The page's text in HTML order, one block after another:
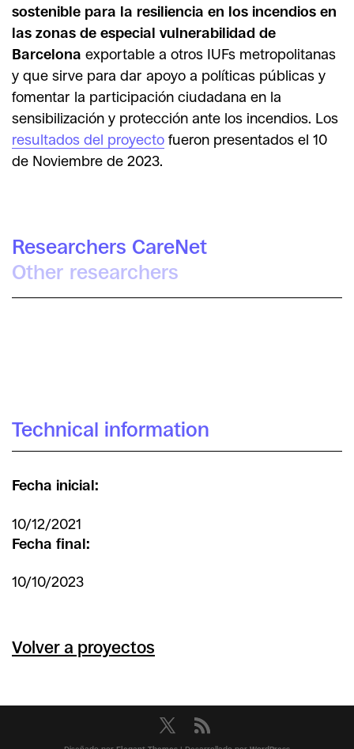
sostenible para la resiliencia en los incendios en
las zonas de especial vulnerabilidad de
Barcelona exportable a otros IUFs metropolitanas
y que sirve para dar apoyo a políticas públicas y
fomentar la participación ciudadana en la
sensibilización y protección ante los incendios. Los
resultados del proyecto fueron presentados el 10
de Noviembre de 2023.
Researchers CareNet
Other researchers
Technical information
Fecha inicial:
10/12/2021
Fecha final:
10/10/2023
Volver a proyectos